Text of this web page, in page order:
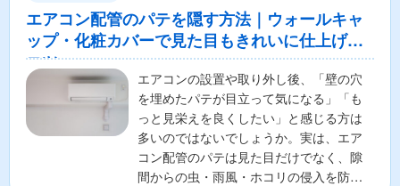
エアコン配管のパテを隠す方法｜ウォールキャ
ップ・化粧カバーで見た目もきれいに仕上げる
コツ
エアコンの設置や取り外し後、「壁の穴
を埋めたパテが目立って気になる」「も
っと見栄えを良くしたい」と感じる方は
多いのではないでしょうか。実は、エア
コン配管のパテは見た目だけでなく、隙
間からの虫・雨風・ホコリの侵入を防ぐ